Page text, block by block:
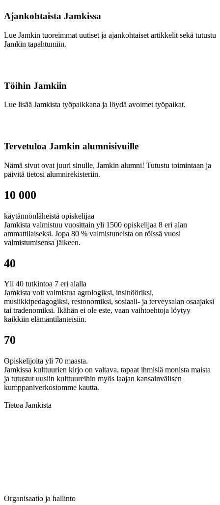
Ajankohtaista Jamkissa
Lue Jamkin tuoreimmat uutiset ja ajankohtaiset artikkelit sekä tutustu
Jamkin tapahtumiin.
Töihin Jamkiin
Lue lisää Jamkista työpaikkana ja löydä avoimet työpaikat.
Tervetuloa Jamkin alumnisivuille
Nämä sivut ovat juuri sinulle, Jamkin alumni! Tutustu toimintaan ja
päivitä tietosi alumnirekisteriin.
10 000
käytännönläheistä opiskelijaa
Jamkista valmistuu vuosittain yli 1500 opiskelijaa 8 eri alan
ammattilaiseksi. Jopa 80 % valmistuneista on töissä vuosi
valmistumisensa jälkeen.
40
Yli 40 tutkintoa 7 eri alalla
Jamkista voit valmistua agrologiksi, insinööriksi,
musiikkipedagogiksi, restonomiksi, sosiaali- ja terveysalan osaajaksi
tai tradenomiksi. Ikähän ei ole este, vaan vaihtoehtoja löytyy
kaikkiin elämäntilanteisiin.
70
Opiskelijoita yli 70 maasta.
Jamkissa kulttuurien kirjo on valtava, tapaat ihmisiä monista maista
ja tutustut uusiin kulttuureihin myös laajan kansainvälisen
kumppaniverkostomme kautta.
Tietoa Jamkista
Organisaatio ja hallinto